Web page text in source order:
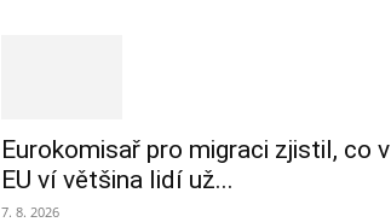
Eurokomisař pro migraci zjistil, co v
EU ví většina lidí už...
7. 8. 2026